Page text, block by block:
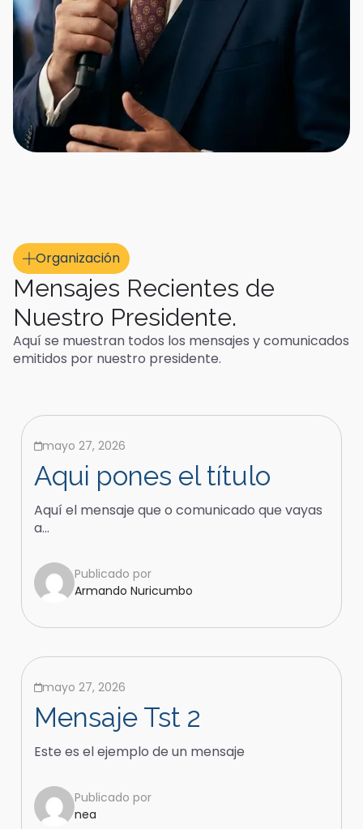
Organización
Mensajes Recientes de
Nuestro Presidente.
Aquí se muestran todos los mensajes y comunicados
emitidos por nuestro presidente.
mayo 27, 2026
Aqui pones el título
Aquí el mensaje que o comunicado que vayas
a...
Publicado por
Armando Nuricumbo
mayo 27, 2026
Mensaje Tst 2
Este es el ejemplo de un mensaje
Publicado por
nea